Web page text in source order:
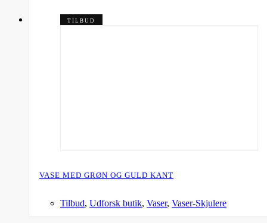
TILBUD
VASE MED GRØN OG GULD KANT
Tilbud, Udforsk butik, Vaser, Vaser-Skjulere